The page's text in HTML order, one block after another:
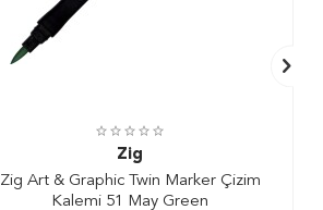
Zig
Zig Art & Graphic Twin Marker Çizim
Kalemi 51 May Green